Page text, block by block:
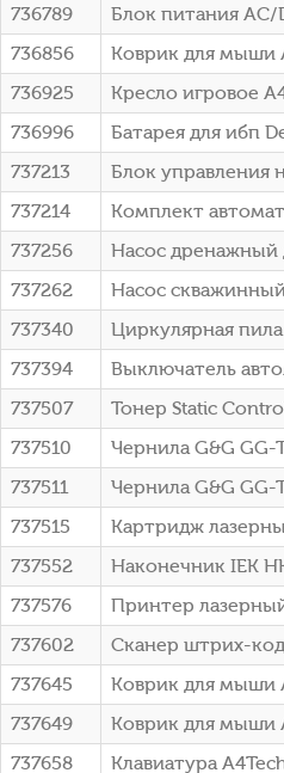
736789
Блок питания AC/
736856
Коврик для мыши
736925
Кресло игровое
736996
Батарея для ибп
737213
Блок управления
737214
Комплект
737256
Насос дренажный
737262
Насос
737340
Циркулярная
737394
Выключатель
737507
Тонер Static
737510
Чернила G&G GG-
737511
Чернила G&G GG-
737515
Картридж
737552
Наконечник IEK
737576
Принтер
737602
Сканер штрих-
737645
Коврик для мыши
737649
Коврик для мыши
737658
Клавиатура